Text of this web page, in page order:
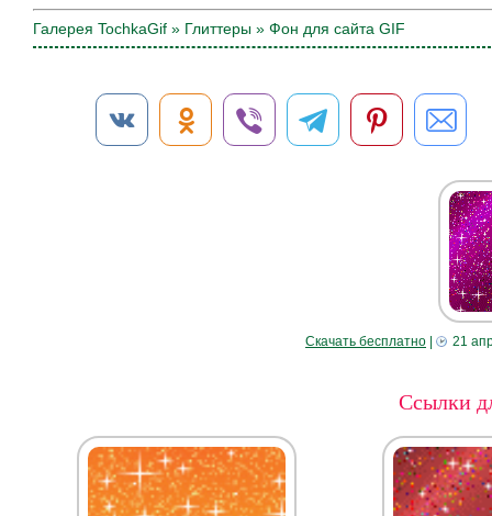
Галерея TochkaGif » Глиттеры » Фон для сайта GIF
Скачать бесплатно 21
Ссылки